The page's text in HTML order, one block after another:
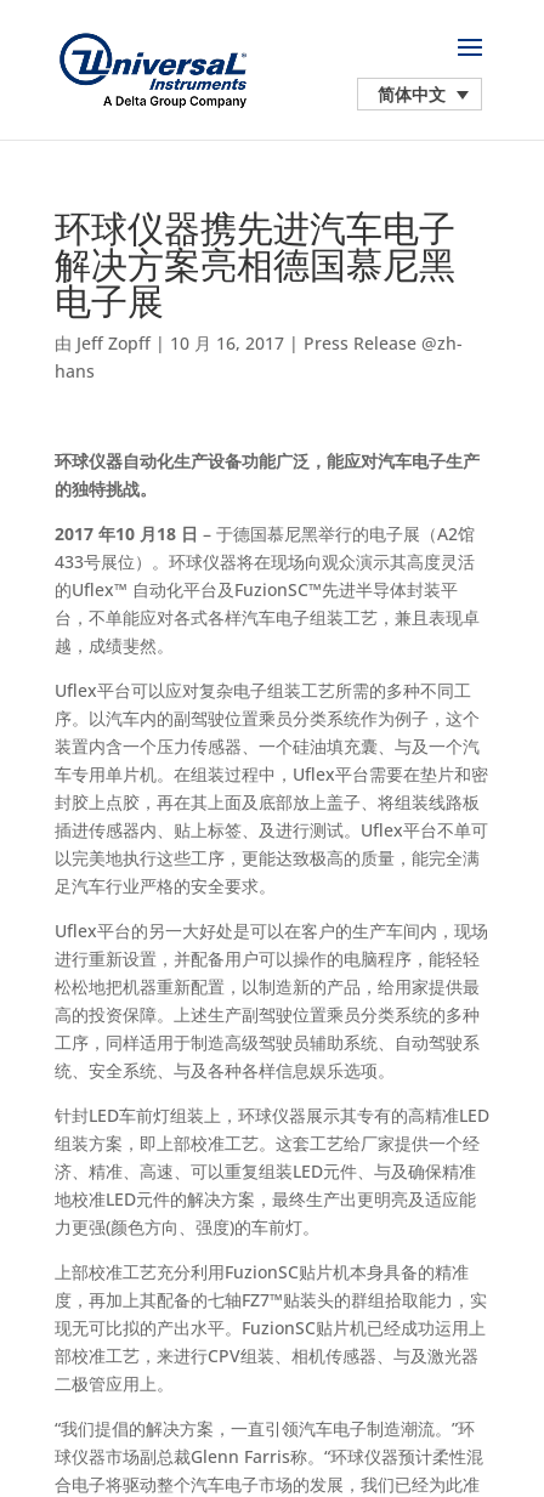
简体中文
环球仪器携先进汽车电子
解决方案亮相德国慕尼黑
电子展
由 Jeff Zopff| 10 月 16, 2017| Press Release @zh-
hans
环球仪器自动化生产设备功能广泛，能应对汽车电子生产
的独特挑战。
2017 年10 月18 日 – 于德国慕尼黑举行的电子展（A2馆
433号展位）。环球仪器将在现场向观众演示其高度灵活
的Uflex™ 自动化平台及FuzionSC™先进半导体封装平
台，不单能应对各式各样汽车电子组装工艺，兼且表现卓
越，成绩斐然。
Uflex平台可以应对复杂电子组装工艺所需的多种不同工
序。以汽车内的副驾驶位置乘员分类系统作为例子，这个
装置内含一个压力传感器、一个硅油填充囊、与及一个汽
车专用单片机。在组装过程中，Uflex平台需要在垫片和密
封胶上点胶，再在其上面及底部放上盖子、将组装线路板
插进传感器内、贴上标签、及进行测试。Uflex平台不单可
以完美地执行这些工序，更能达致极高的质量，能完全满
足汽车行业严格的安全要求。
Uflex平台的另一大好处是可以在客户的生产车间内，现场
进行重新设置，并配备用户可以操作的电脑程序，能轻轻
松松地把机器重新配置，以制造新的产品，给用家提供最
高的投资保障。上述生产副驾驶位置乘员分类系统的多种
工序，同样适用于制造高级驾驶员辅助系统、自动驾驶系
统、安全系统、与及各种各样信息娱乐选项。
针封LED车前灯组装上，环球仪器展示其专有的高精准LED
组装方案，即上部校准工艺。这套工艺给厂家提供一个经
济、精准、高速、可以重复组装LED元件、与及确保精准
地校准LED元件的解决方案，最终生产出更明亮及适应能
力更强(颜色方向、强度)的车前灯。
上部校准工艺充分利用FuzionSC贴片机本身具备的精准
度，再加上其配备的七轴FZ7™贴装头的群组拾取能力，实
现无可比拟的产出水平。FuzionSC贴片机已经成功运用上
部校准工艺，来进行CPV组装、相机传感器、与及激光器
二极管应用上。
“我们提倡的解决方案，一直引领汽车电子制造潮流。”环
球仪器市场副总裁Glenn Farris称。“环球仪器预计柔性混
合电子将驱动整个汽车电子市场的发展，我们已经为此准